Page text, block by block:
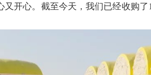
开心。截至今天，我们已经收购